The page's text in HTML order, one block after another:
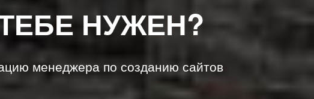
НУЖЕН?
менеджера по созданию сайтов